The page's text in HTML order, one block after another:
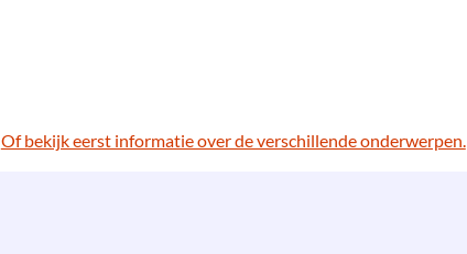
Of bekijk eerst informatie over de verschillende onderwerpen.